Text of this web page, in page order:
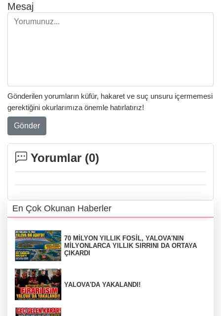
Mesaj
Gönderilen yorumların küfür, hakaret ve suç unsuru içermemesi
gerektiğini okurlarımıza önemle hatırlatırız!
Gönder
Yorumlar (0)
En Çok Okunan Haberler
70 MİLYON YILLIK FOSİL, YALOVA'NIN
MİLYONLARCA YILLIK SIRRINI DA ORTAYA
ÇIKARDI
YALOVA'DA YAKALANDI!